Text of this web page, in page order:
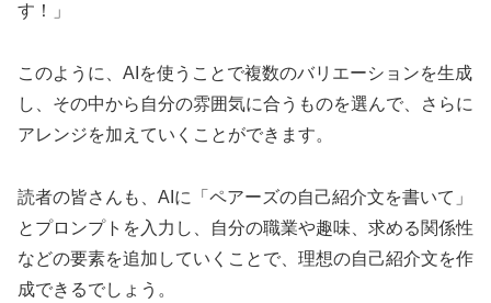
す！」
このように、AIを使うことで複数のバリエーションを生成
し、その中から自分の雰囲気に合うものを選んで、さらに
アレンジを加えていくことができます。
読者の皆さんも、AIに「ペアーズの自己紹介文を書いて」
とプロンプトを入力し、自分の職業や趣味、求める関係性
などの要素を追加していくことで、理想の自己紹介文を作
成できるでしょう。